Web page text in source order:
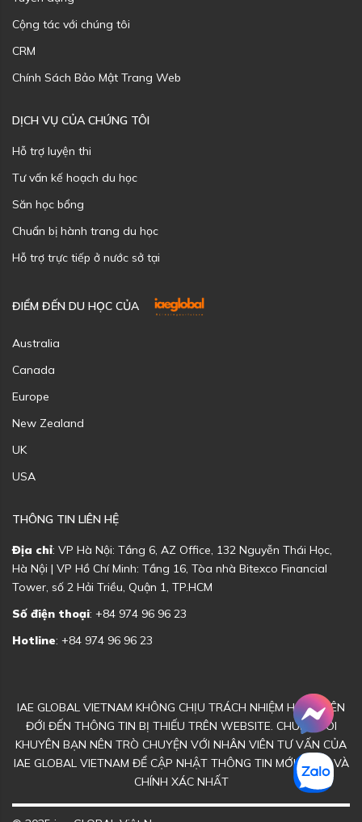
Cộng tác với chúng tôi
CRM
Chính Sách Bảo Mật Trang Web
DỊCH VỤ CỦA CHÚNG TÔI
Hỗ trợ luyện thi
Tư vấn kế hoạch du học
Săn học bổng
Chuẩn bị hành trang du học
Hỗ trợ trực tiếp ở nước sở tại
ĐIỂM ĐẾN DU HỌC CỦA
Australia
Canada
Europe
New Zealand
UK
USA
THÔNG TIN LIÊN HỆ
Địa chỉ: VP Hà Nội: Tầng 6, AZ Office, 132 Nguyễn Thái Học,
Hà Nội | VP Hồ Chí Minh: Tầng 16, Tòa nhà Bitexco Financial
Tower, số 2 Hải Triều, Quận 1, TP.HCM
Số điện thoại: +84 974 96 96 23
Hotline: +84 974 96 96 23
IAE GLOBAL VIETNAM KHÔNG CHỊU TRÁCH NHIỆM HOẶC LIÊN
ĐỚI ĐẾN THÔNG TIN BỊ THIẾU TRÊN WEBSITE. CHÚNG TÔI
KHUYÊN BẠN NÊN TRÒ CHUYỆN VỚI NHÂN VIÊN TƯ VẤN CỦA
IAE GLOBAL VIETNAM ĐỂ CẬP NHẬT THÔNG TIN MỚI NHẤT VÀ
CHÍNH XÁC NHẤT